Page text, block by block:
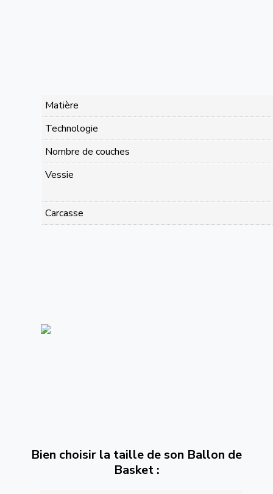
Matière
Technologie
Nombre de couches
Vessie
Carcasse
Bien choisir la taille de son Ballon de
Basket :